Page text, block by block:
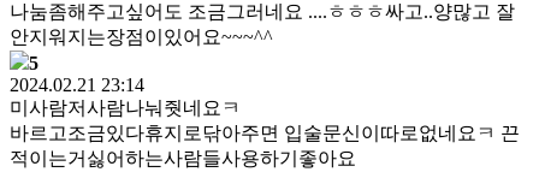
나눔좀해주고싶어도 조금그러네요 ....ㅎㅎㅎ싸고..양많고 잘
안지워지는장점이있어요~~~^^
5
2024.02.21 23:14
미사람저사람나눠줫네요ㅋ
바르고조금있다휴지로닦아주면 입술문신이따로없네요ㅋ 끈
적이는거싫어하는사람들사용하기좋아요